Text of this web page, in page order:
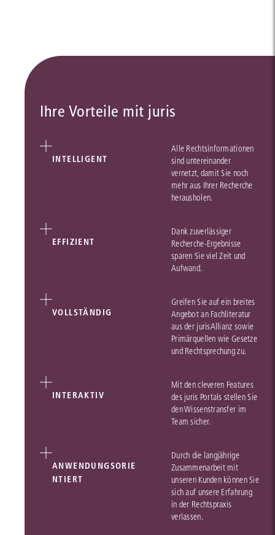
Ihre Vorteile mit juris
INTELLIGENT
Alle Rechtsinformationen
sind untereinander
vernetzt, damit Sie noch
mehr aus Ihrer Recherche
herausholen.
EFFIZIENT
Dank zuverlässiger
Recherche-Ergebnisse
sparen Sie viel Zeit und
Aufwand.
VOLLSTÄNDIG
Greifen Sie auf ein breites
Angebot an Fachliteratur
aus der jurisAllianz sowie
Primärquellen wie Gesetze
und Rechtsprechung zu.
INTERAKTIV
Mit den cleveren Features
des juris Portals stellen Sie
den Wissenstransfer im
Team sicher.
ANWENDUNGSORIE
NTIERT
Durch die langjährige
Zusammenarbeit mit
unseren Kunden können Sie
sich auf unsere Erfahrung
in der Rechtspraxis
verlassen.